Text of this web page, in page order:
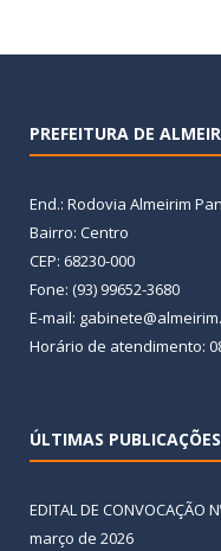
PREFEITURA DE
End.: Rodovia Almeirim
Bairro: Centro
CEP: 68230-000
Fone: (93) 99652-3680
E-mail:
Horário de atendimento:
ÚLTIMAS PUBLICAÇÕES
EDITAL DE CONVOCAÇÃO
março de 2026